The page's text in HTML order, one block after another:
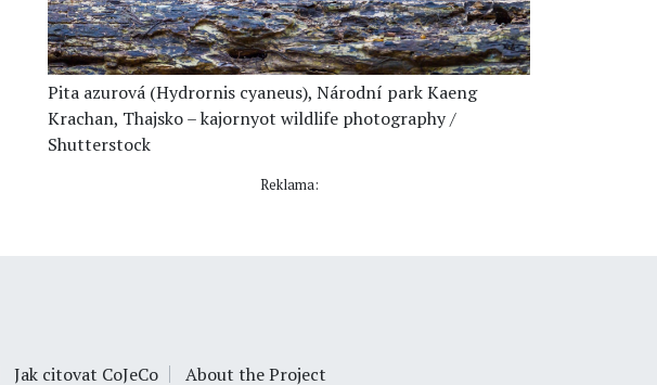
Pita azurová (Hydrornis cyaneus), Národní park Kaeng
Krachan, Thajsko – kajornyot wildlife photography /
Shutterstock
Reklama:
Jak citovat CoJeCo About the Project